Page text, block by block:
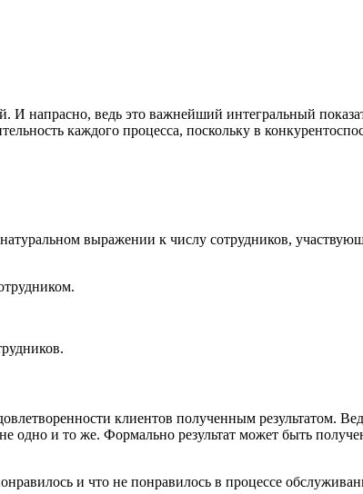
И напрасно, ведь это важнейший интегральный
каждого процесса, поскольку в
выражении к числу сотрудников,
клиентов полученным результатом.
одно и то же. Формально результат может быть
и что не понравилось в процессе